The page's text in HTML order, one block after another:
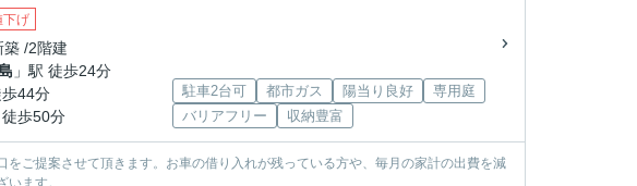
下げ
/2階建
」駅 徒歩24分
歩44分
徒歩50分
駐車2台可 都市ガス 陽当り良好
専用庭
バリアフリー
収納豊富
ご提案させて頂きます。お車の借り入れが残っている方や、毎月の家計の出費を減
ます。